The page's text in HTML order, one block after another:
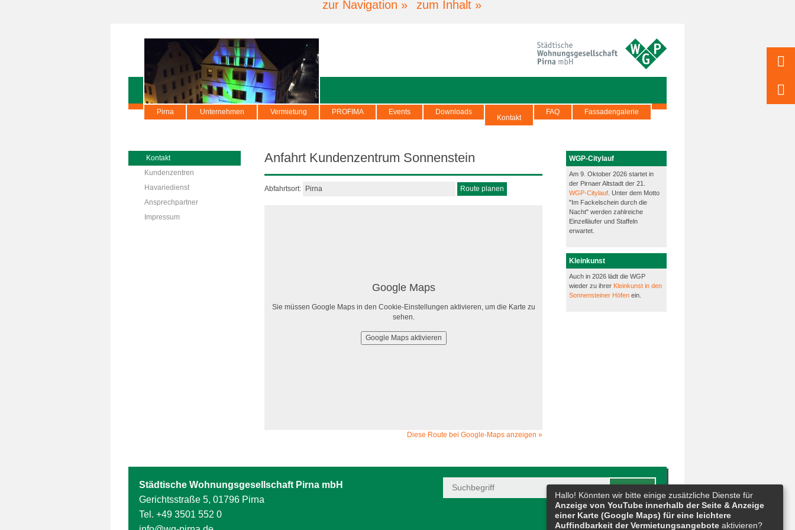
zur Navigation » zum Inhalt »
Pirna Unternehmen Vermietung PROFIMA Events Downloads
Kontakt
FAQ Fassadengalerie
Kontakt
Kundenzentren
Havariedienst
Ansprechpartner
Impressum
Anfahrt Kundenzentrum Sonnenstein
Abfahrtsort:
Google Maps
Sie müssen Google Maps in den Cookie-Einstellungen aktivieren, um die Karte zu
sehen.
Google Maps aktivieren
Diese Route bei Google-Maps anzeigen »
WGP-Citylauf
Am 9. Oktober 2026 startet in
der Pirnaer Altstadt der 21.
WGP-Citylauf . Unter dem Motto
"Im Fackelschein durch die
Nacht" werden zahlreiche
Einzelläufer und Staffeln
erwartet.
Kleinkunst
Auch in 2026 lädt die WGP
wieder zu ihrer Kleinkunst in den
Sonnensteiner Höfen ein.
Städtische Wohnungsgesellschaft Pirna mbH
Gerichtsstraße 5, 01796 Pirna
Tel. +49 3501 552 0
Hallo! Könnten wir bitte einige zusätzliche Dienste für
Anzeige von YouTube innerhalb der Seite & Anzeige
einer Karte (Google Maps) für eine leichtere
Auffindbarkeit der Vermietungsangebote aktivieren?